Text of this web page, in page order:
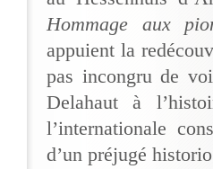
Hommage aux
appuient la
pas incongru de
Delahaut à
l’internationale
d’un préjugé